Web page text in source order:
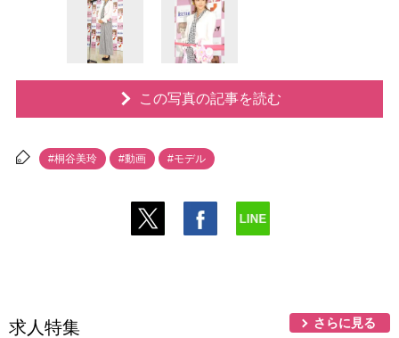
この写真の記事を読む
#桐谷美玲 #動画 #モデル
求人特集 さらに見る